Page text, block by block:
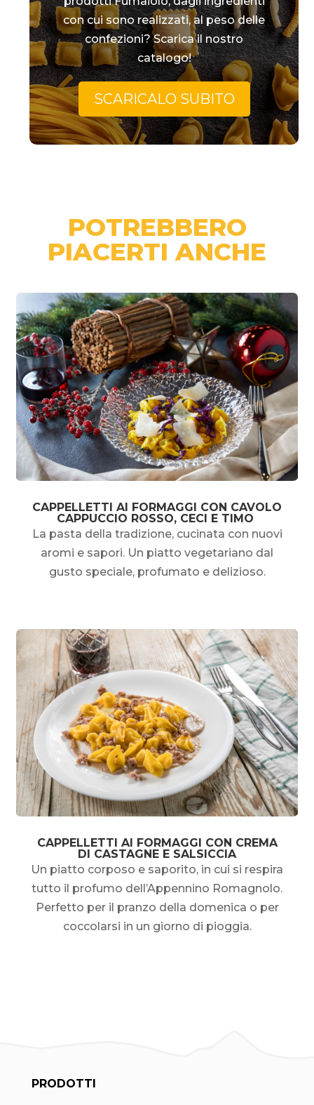
con cui sono realizzati, al peso delle
confezioni? Scarica il nostro
catalogo!
SCARICALO SUBITO
POTREBBERO
PIACERTI ANCHE
CAPPELLETTI AI FORMAGGI CON CAVOLO
CAPPUCCIO ROSSO, CECI E TIMO
La pasta della tradizione, cucinata con nuovi
aromi e sapori. Un piatto vegetariano dal
gusto speciale, profumato e delizioso.
CAPPELLETTI AI FORMAGGI CON CREMA
DI CASTAGNE E SALSICCIA
Un piatto corposo e saporito, in cui si respira
tutto il profumo dell’Appennino Romagnolo.
Perfetto per il pranzo della domenica o per
coccolarsi in un giorno di pioggia.
PRODOTTI